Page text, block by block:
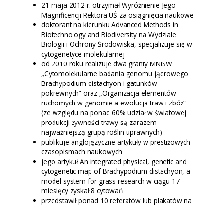
21 maja 2012 r. otrzymał Wyróżnienie Jego
Magnificencji Rektora UŚ za osiągnięcia naukowe
doktorant na kierunku Advanced Methods in
Biotechnology and Biodiversity na Wydziale
Biologii i Ochrony Środowiska, specjalizuje się w
cytogenetyce molekularnej
od 2010 roku realizuje dwa granty MNiSW
„Cytomolekularne badania genomu jądrowego
Brachypodium distachyon i gatunków
pokrewnych” oraz „Organizacja elementów
ruchomych w genomie a ewolucja traw i zbóż”
(ze względu na ponad 60% udział w światowej
produkcji żywności trawy są zarazem
najważniejszą grupą roślin uprawnych)
publikuje anglojęzyczne artykuły w prestiżowych
czasopismach naukowych
jego artykuł An integrated physical, genetic and
cytogenetic map of Brachypodium distachyon, a
model system for grass research w ciągu 17
miesięcy zyskał 8 cytowań
przedstawił ponad 10 referatów lub plakatów na